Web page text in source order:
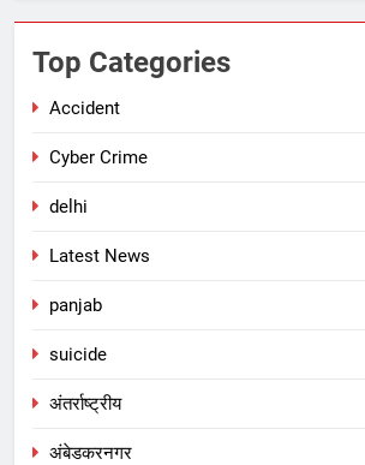
Top Categories
Accident
Cyber Crime
delhi
Latest News
panjab
suicide
अंतर्राष्ट्रीय
अंबेडकरनगर